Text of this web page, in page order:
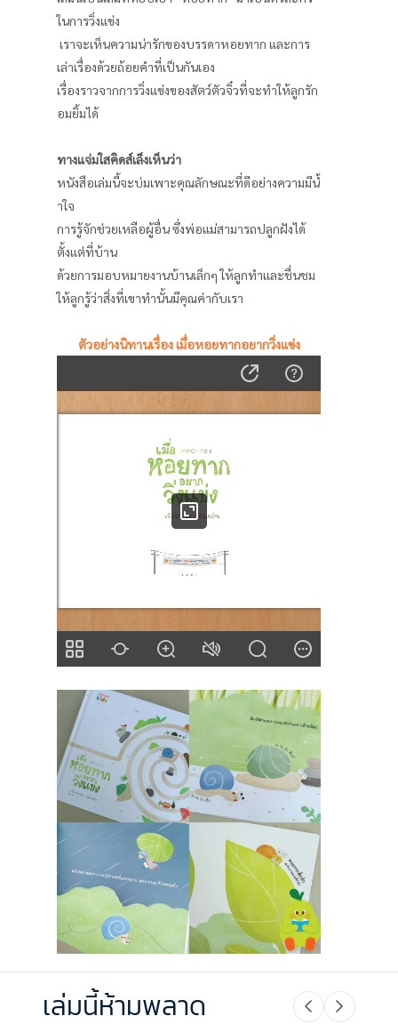
ในการวิ่งแข่ง
เราจะเห็นความน่ารักของบรรดาหอยทาก และการ
เล่าเรื่องด้วยถ้อยคำที่เป็นกันเอง
เรื่องราวจากการวิ่งแข่งของสัตว์ตัวจิ๋วที่จะทําให้ลูกรัก
อมยิ้มได้
ทางแจ่มใสคิดส์เล็งเห็นว่า
หนังสือเล่มนี้จะบ่มเพาะคุณลักษณะที่ดีอย่างความมีนํ้
าใจ
การรู้จักช่วยเหลือผู้อื่น ซึ่งพ่อแม่สามารถปลูกฝังได้
ตั้งแต่ที่บ้าน
ด้วยการมอบหมายงานบ้านเล็กๆ ให้ลูกทําและชื่นชม
ให้ลูกรู้ว่าสิ่งที่เขาทํานั้นมีคุณค่ากับเรา
ตัวอย่างนิทานเรื่อง เมื่อหอยทากอยากวิ่งแข่ง
เล่มนี้ห้ามพลาด